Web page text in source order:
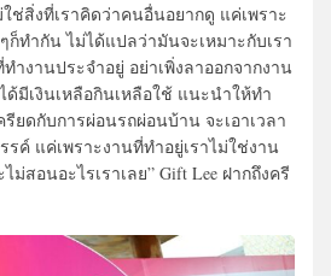
ช่สิ่งที่เราคิดว่าคนอื่นอยากดู แค่เพราะ
ก็ทำกัน ไม่ได้แปลว่ามันจะเหมาะกับเรา
ำงานประจำอยู่ อย่าเพิ่งลาออกจากงาน
มีเงินเหลือกินเหลือใช้ แนะนำให้ทำ
ยดกับการผ่อนรถผ่อนบ้าน จะเอาเวลา
ค์ แค่เพราะงานที่ทำอยู่เราไม่ใช่งาน
สอนอะไรเราเลย” Gift Lee ฝากถึงครี